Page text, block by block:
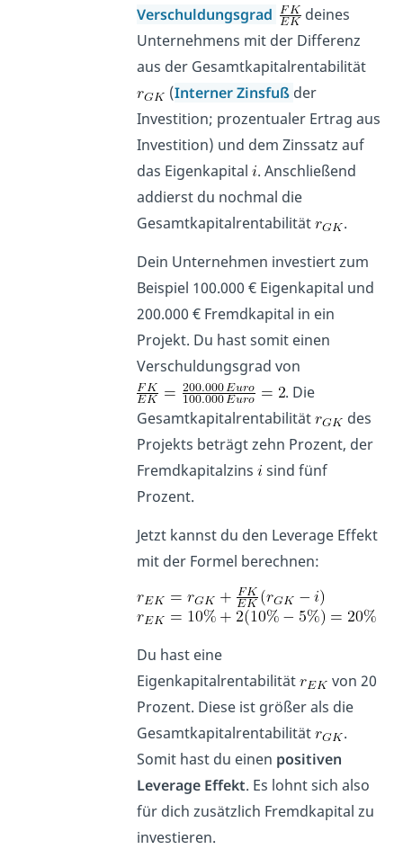
Verschuldungsgrad
deines
Unternehmens mit der Differenz
aus der Gesamtkapitalrentabilität
(Interner Zinsfuß der
Investition; prozentualer Ertrag aus
Investition) und dem Zinssatz auf
das Eigenkapital . Anschließend
addierst du nochmal die
Gesamtkapitalrentabilität
.
Dein Unternehmen investiert zum
Beispiel 100.000 € Eigenkapital und
200.000 € Fremdkapital in ein
Projekt. Du hast somit einen
Verschuldungsgrad von
. Die
Gesamtkapitalrentabilität
des
Projekts beträgt zehn Prozent, der
Fremdkapitalzins sind fünf
Prozent.
Jetzt kannst du den Leverage Effekt
mit der Formel berechnen:
Du hast eine
Eigenkapitalrentabilität
von 20
Prozent. Diese ist größer als die
Gesamtkapitalrentabilität
.
Somit hast du einen positiven
Leverage Effekt. Es lohnt sich also
für dich zusätzlich Fremdkapital zu
investieren.